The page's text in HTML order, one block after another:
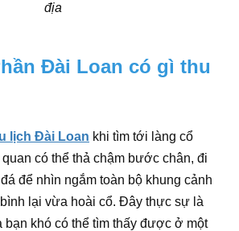
địa
Đài Loan có gì thu
lịch Đài Loan khi tìm tới làng cổ
có thể thả chậm bước chân, đi
để nhìn ngắm toàn bộ khung cảnh
lại vừa hoài cổ. Đây thực sự là
bạn khó có thể tìm thấy được ở một